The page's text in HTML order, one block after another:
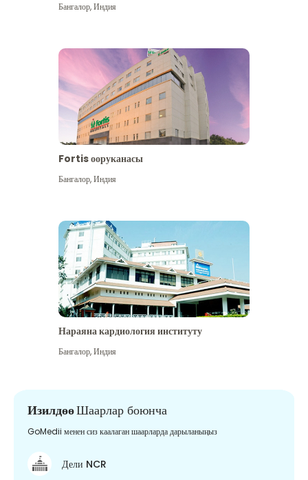
Бангалор,Индия
Fortis ооруканасы
Бангалор,Индия
Нараяна кардиология институту
Бангалор,Индия
ИзилдөөШаарлар боюнча
GoMedii менен сиз каалаган шаарларда дарыланыңыз
Дели NCR